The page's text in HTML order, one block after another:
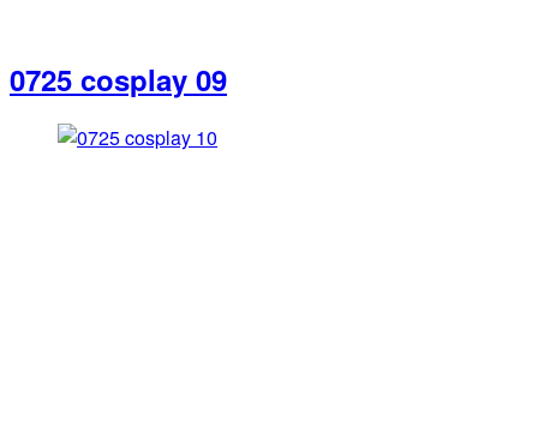
0725 cosplay 09